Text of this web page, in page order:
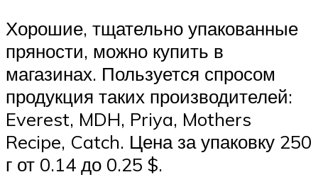
Хорошие, тщательно упакованные
пряности, можно купить в
магазинах. Пользуется спросом
продукция таких производителей:
Everest, MDH, Priya, Mothers
Recipe, Catch. Цена за упаковку 250
г от 0.14 до 0.25 $.